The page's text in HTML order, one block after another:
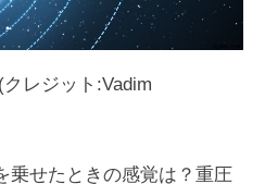
レジット:Vadim
乗せたときの感覚は？重圧